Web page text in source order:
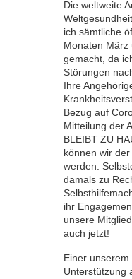
Die weltweite
ich sämtliche
Monaten März
gemacht, da
Störungen
Ihre
Bezug
Mitteilung der
BLEIBT ZU
können wir
werden.
damals zu
ihr
unsere
auch jetzt!
Einer
Unterstützung